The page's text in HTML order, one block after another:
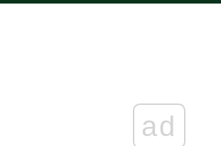
ad